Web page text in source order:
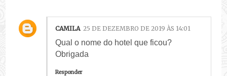
CAMILA 25 DE DEZEMBRO DE 2019 ÀS 14:01
Qual o nome do hotel que ficou?
Obrigada
Responder